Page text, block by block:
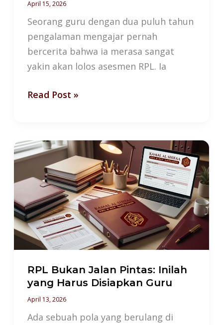
April 15, 2026
Seorang guru dengan dua puluh tahun
pengalaman mengajar pernah
bercerita bahwa ia merasa sangat
yakin akan lolos asesmen RPL. Ia
Read Post »
RPL Bukan Jalan Pintas: Inilah
yang Harus Disiapkan Guru
April 13, 2026
Ada sebuah pola yang berulang di
RPL
Bukan
Jalan
Pintas:
Inilah
yang
Harus
Disiapkan
Guru